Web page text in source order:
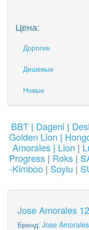
Цена:
Дорогие
Дешевые
Новые
BBT| Dageni |
Golden Lion |
Amorales| Lion |
Progress| Roks|
-Kimboo |Soylu |
Jose Amorales
Бренд: Jose Amorales